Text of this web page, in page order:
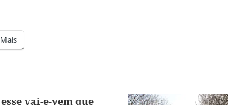
Mais
esse vai-e-vem que